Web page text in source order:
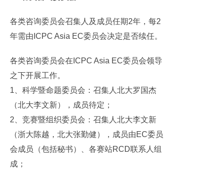
各类咨询委员会召集人及成员任期2年，每2
年需由ICPC Asia EC委员会决定是否续任。
各类咨询委员会在ICPC Asia EC委员会领导
之下开展工作。
1、科学暨命题委员会：召集人北大罗国杰
（北大李文新），成员待定；
2、竞赛暨组织委员会：召集人北大李文新
（浙大陈越，北大张勤健），成员由EC委员
会成员（包括秘书）、各赛站RCD联系人组
成；